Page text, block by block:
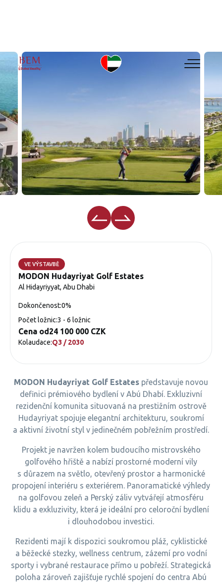
MODON Hudayriyat Golf
VE VÝSTAVBĚ
MODON Hudayriyat Golf Estates
Al Hidayriyyat, Abu Dhabi
Dokončenost:0%
Počet ložnic:3 - 6 ložnic
Cena od24 100 000 CZK
Kolaudace:Q3 / 2030
MODON Hudayriyat Golf Estates představuje novou
definici prémiového bydlení v Abú Dhabí. Exkluzivní
rezidenční komunita situovaná na prestižním ostrově
Hudayriyat spojuje elegantní architekturu, soukromí
a aktivní životní styl v jedinečném pobřežním prostředí.
Projekt je navržen kolem budoucího mistrovského
golfového hřiště a nabízí prostorné moderní vily
s důrazem na světlo, otevřený prostor a harmonické
propojení interiéru s exteriérem. Panoramatické výhledy
na golfovou zeleň a Perský záliv vytvářejí atmosféru
klidu a exkluzivity, která je ideální pro celoroční bydlení
i dlouhodobou investici.
Rezidenti mají k dispozici soukromou pláž, cyklistické
a běžecké stezky, wellness centrum, zázemí pro vodní
sporty i vybrané restaurace přímo u pobřeží. Strategická
poloha zároveň zajišťuje rychlé spojení do centra Abú